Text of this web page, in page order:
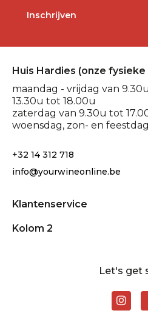
Inschrijven
Huis Hardies (onze
maandag - vrijdag van
13.30u tot 18.00u
zaterdag van 9.30u tot
woensdag, zon- en
+32 14 312 718
info@yourwineonline.be
Klantenservice
Algemene voorwaarden
Kolom 2
Rondplein 11 - 2400 Mol
Let's get